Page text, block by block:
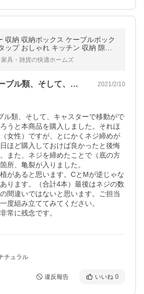
収納 収納ボックス ケーブルボック
ップ おしゃれ キッチン 収納 隙間
ンター下収納 収納家具 便利グッズ
スター付き
家具・雑貨の快適ホームズ
ルーター2台とケーブル類、そして、キャ… 2021/2/10
ル類、そして、キャスターで移動がで
うと本商品を購入しました。それほ
女性）ですが、とにかくネジ締めが
ほど購入しておけば良かったと後悔
また、ネジを締めたことで（底の方
所、亀裂が入りました。
があると思います。CとMが逆じゃな
ります。（合計4本）最後はネジの数
間違いではないと思います。ご担当
度組み立ててみてください。
常に残念です。
チュラル
違反報告 いいね 0